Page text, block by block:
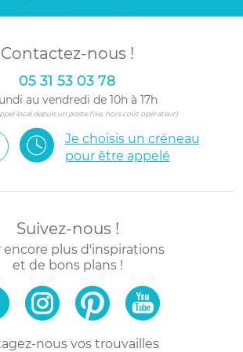
Contactez-nous !
05 31 53 03 78
au vendredi de 10h à 17h
local depuis un poste fixe, hors coût opérateur)
Je choisis un créneau
pour être appelé
Suivez-nous !
encore plus d'inspirations
et de bons plans !
nous vos trouvailles